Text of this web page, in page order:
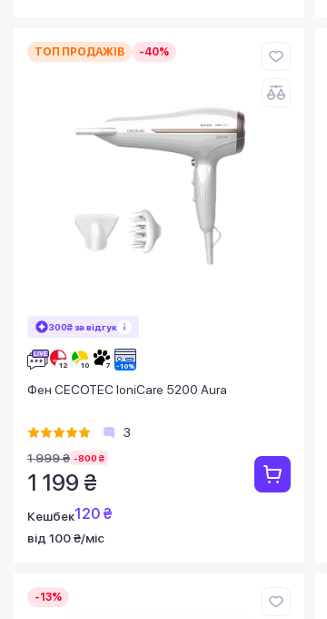
ТОП ПРОДАЖІВ -40%
300₴ за відгук
Фен CECOTEC IoniCare 5200 Aura
3
1 999 ₴ -800 ₴
1 199 ₴
Кешбек120 ₴
від 100 ₴/міс
-13%